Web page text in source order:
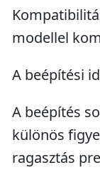
modellel
A beépítési
A beépítés
különös
ragasztás